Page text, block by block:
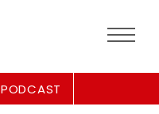
PODCAST